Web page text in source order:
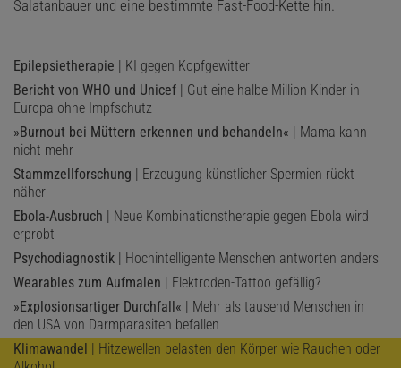
Salatanbauer und eine bestimmte Fast-Food-Kette hin.
Epilepsietherapie | KI gegen Kopfgewitter
Bericht von WHO und Unicef | Gut eine halbe Million Kinder in
Europa ohne Impfschutz
»Burnout bei Müttern erkennen und behandeln« | Mama kann
nicht mehr
Stammzellforschung | Erzeugung künstlicher Spermien rückt
näher
Ebola-Ausbruch | Neue Kombinationstherapie gegen Ebola wird
erprobt
Psychodiagnostik | Hochintelligente Menschen antworten anders
Wearables zum Aufmalen | Elektroden-Tattoo gefällig?
»Explosionsartiger Durchfall« | Mehr als tausend Menschen in
den USA von Darmparasiten befallen
Klimawandel | Hitzewellen belasten den Körper wie Rauchen oder